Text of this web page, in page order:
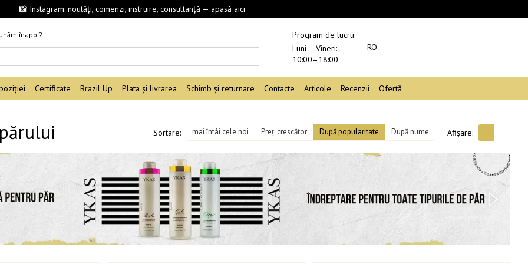
📸 Instagram: noutăți, comenzi, instruire, consultanță — apasă aici
înapoi?
Program de lucru:
Luni – Vineri:
10:00–18:00
RO
Certificate Brazil Up Plata și livrarea Schimb și returnare Contacte Articole Recenzii Ofertă
Sortare: mai întâi cele noi Preț: crescător După popularitate După nume Afișare: